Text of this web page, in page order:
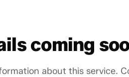
coming
about this service.